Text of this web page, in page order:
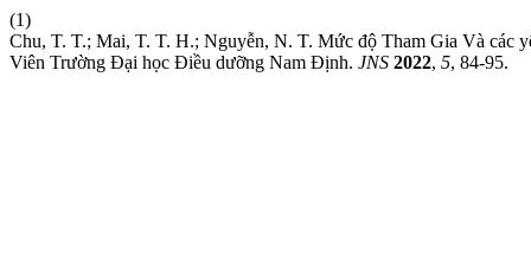
(1)
Chu, T. T.; Mai, T. T. H.; Nguyễn, N. T. Mức độ Tham Gia Và các
Viên Trường Đại học Điều dưỡng Nam Định. JNS 2022, 5, 84-95.